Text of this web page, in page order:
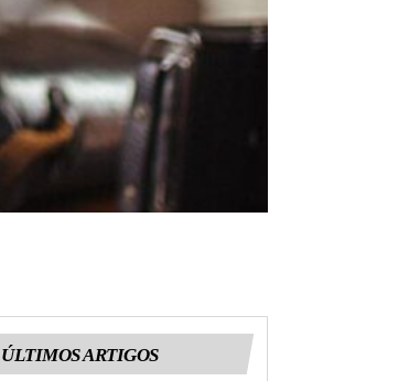
ÚLTIMOS ARTIGOS